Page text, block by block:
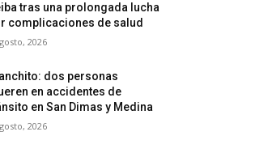
tras una prolongada lucha
complicaciones de salud
2026
dos personas
en accidentes de
en San Dimas y Medina
2026